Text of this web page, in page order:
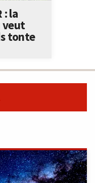
: la
veut
tonte